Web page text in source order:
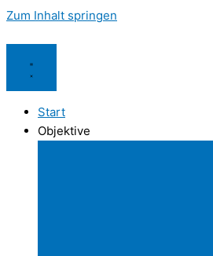
Zum Inhalt springen
Start
Objektive